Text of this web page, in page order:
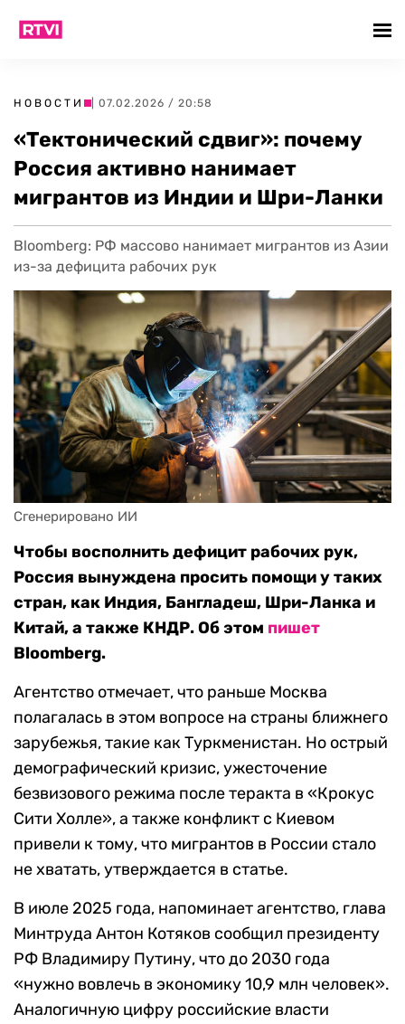
НОВОСТИ | 07.02.2026 / 20:58
«Тектонический сдвиг»: почему
Россия активно нанимает
мигрантов из Индии и Шри-Ланки
Bloomberg: РФ массово нанимает мигрантов из Азии
из-за дефицита рабочих рук
Сгенерировано ИИ
Чтобы восполнить дефицит рабочих рук,
Россия вынуждена просить помощи у таких
стран, как Индия, Бангладеш, Шри-Ланка и
Китай, а также КНДР. Об этом пишет
Bloomberg.
Агентство отмечает, что раньше Москва
полагалась в этом вопросе на страны ближнего
зарубежья, такие как Туркменистан. Но острый
демографический кризис, ужесточение
безвизового режима после теракта в «Крокус
Сити Холле», а также конфликт с Киевом
привели к тому, что мигрантов в России стало
не хватать, утверждается в статье.
В июле 2025 года, напоминает агентство, глава
Минтруда Антон Котяков сообщил президенту
РФ Владимиру Путину, что до 2030 года
«нужно вовлечь в экономику 10,9 млн человек».
Аналогичную цифру российские власти